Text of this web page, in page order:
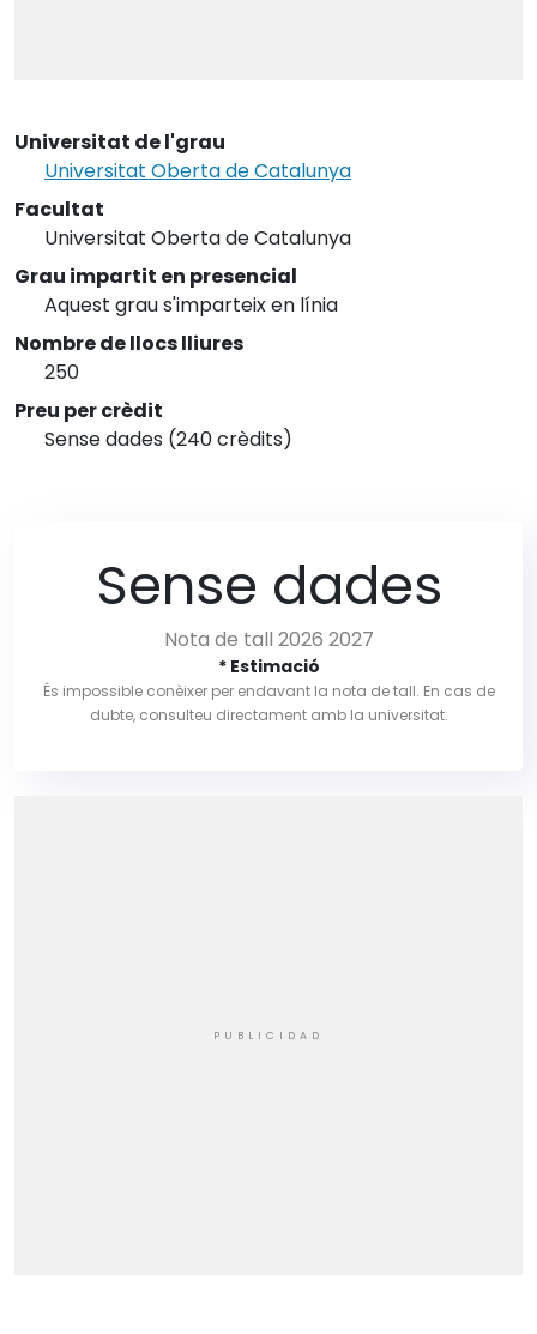
Universitat de l'grau
Universitat Oberta de Catalunya
Facultat
Universitat Oberta de Catalunya
Grau impartit en presencial
Aquest grau s'imparteix en línia
Nombre de llocs lliures
250
Preu per crèdit
Sense dades (240 crèdits)
Sense dades
Nota de tall 2026 2027
* Estimació
És impossible conèixer per endavant la nota de tall. En cas de
dubte, consulteu directament amb la universitat.